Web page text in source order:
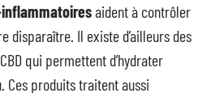
aident à contrôler
disparaître. Il existe d’ailleurs des
qui permettent d’hydrater
produits traitent aussi